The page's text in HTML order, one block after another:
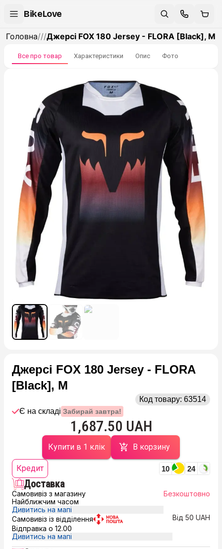
BikeLove
Головна///Джерсі FOX 180 Jersey - FLORA [Black], M
Все про товар Характеристики Опис Фото
Джерсі FOX 180 Jersey - FLORA
[Black], M
Код товару: 63514
Є на складі Забирай завтра!
1,687.50 UAH
Купити в 1 клік В корзину
Кредит 10 24
Доставка
Самовивіз з магазину
Найближчим часом
Дивитись на мапі
Безкоштовно
Самовивіз із відділення
Відправка о 12.00
Дивитись на мапі
Від 50 UAH